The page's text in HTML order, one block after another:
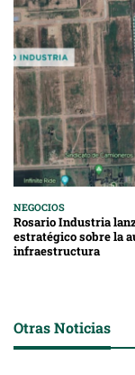
NEGOCIOS
Rosario Industria
estratégico sobre la
infraestructura
Otras Noticias